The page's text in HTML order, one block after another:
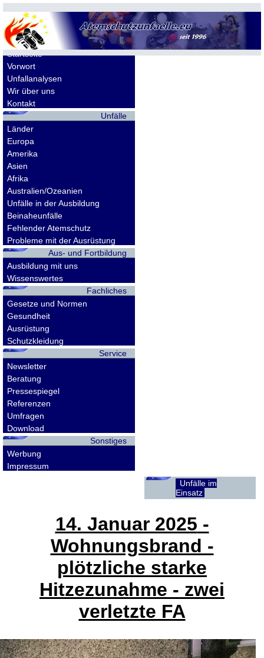
Allgemeines
Startseite
Vorwort
Unfallanalysen
Wir über uns
Kontakt
Unfälle
Länder
Europa
Amerika
Asien
Afrika
Australien/Ozeanien
Unfälle in der Ausbildung
Beinaheunfälle
Fehlender Atemschutz
Probleme mit der Ausrüstung
Aus- und Fortbildung
Ausbildung mit uns
Wissenswertes
Fachliches
Gesetze und Normen
Gesundheit
Ausrüstung
Schutzkleidung
Service
Newsletter
Beratung
Pressespiegel
Referenzen
Umfragen
Download
Sonstiges
Werbung
Impressum
Unfälle im
Einsatz
14. Januar 2025 -
Wohnungsbrand -
plötzliche starke
Hitzezunahme - zwei
verletzte FA